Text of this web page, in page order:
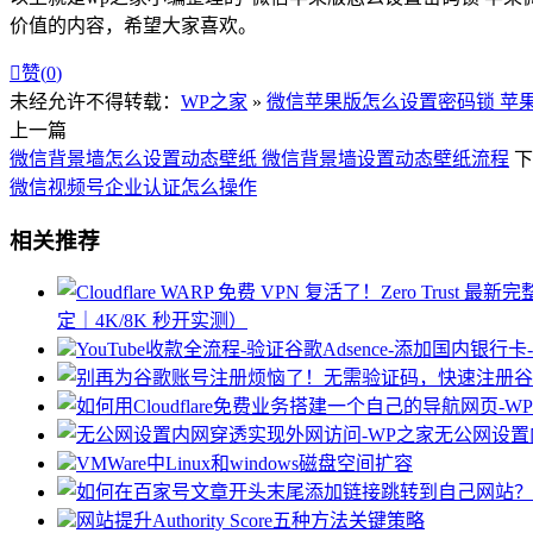
价值的内容，希望大家喜欢。
赞(0)
未经允许不得转载： WP之家 » 微信苹果版怎么设置密码锁 苹
上一篇
微信背景墙怎么设置动态壁纸 微信背景墙设置动态壁纸流程
微信视频号企业认证怎么操作
相关推荐
定｜4K/8K 秒开实测）
YouTube收款全流程-验证谷歌Adsence-添加国内银行
无公网设
VMWare中Linux和windows磁盘空间扩容
网站提升Authority Score五种方法关键策略